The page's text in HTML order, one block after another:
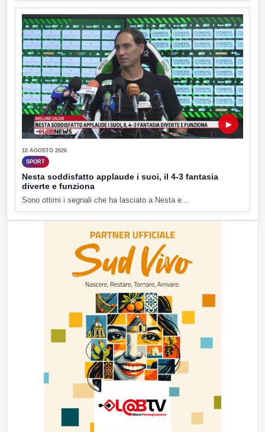
▶
10 AGOSTO 2026
SPORT
Nesta soddisfatto applaude i suoi, il 4-3 fantasia
diverte e funziona
Sono ottimi i segnali che ha lasciato a Nesta e...